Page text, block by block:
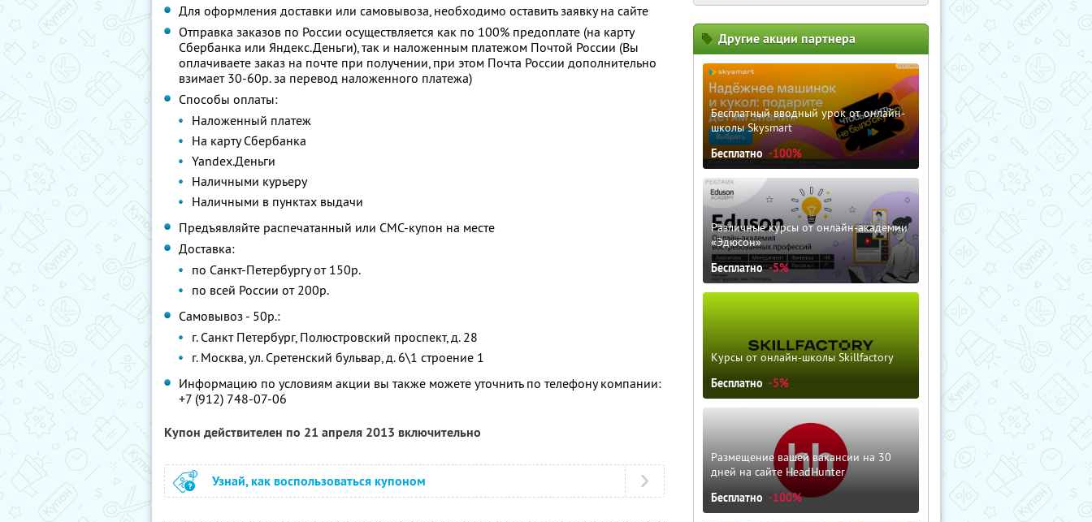
Для оформления доставки или самовывоза, необходимо оставить заявку на сайте
Отправка заказов по России осуществляется как по 100% предоплате (на карту
Сбербанка или Яндекс.Деньги), так и наложенным платежом Почтой России (Вы
оплачиваете заказ на почте при получении, при этом Почта России дополнительно
взимает 30-60р. за перевод наложенного платежа)
Способы оплаты:
Наложенный платеж
На карту Сбербанка
Yandex.Деньги
Наличными курьеру
Наличными в пунктах выдачи
Предъявляйте распечатанный или СМС-купон на месте
Доставка:
по Санкт-Петербургу от 150р.
по всей России от 200р.
Самовывоз - 50р.:
г. Санкт Петербург, Полюстровский проспект, д. 28
г. Москва, ул. Сретенский бульвар, д. 6\1 строение 1
Информацию по условиям акции вы также можете уточнить по телефону компании:
+7 (912) 748-07-06
Купон действителен по 21 апреля 2013 включительно
Узнай, как воспользоваться купоном
Другие акции партнера
Бесплатный вводный урок от онлайн-
школы Skysmart
Бесплатно -100%
Различные курсы от онлайн-академии
«Эдюсон»
Бесплатно -5%
Курсы от онлайн-школы Skillfactory
Бесплатно -5%
Размещение вашей вакансии на 30
дней на сайте HeadHunter
Бесплатно -100%